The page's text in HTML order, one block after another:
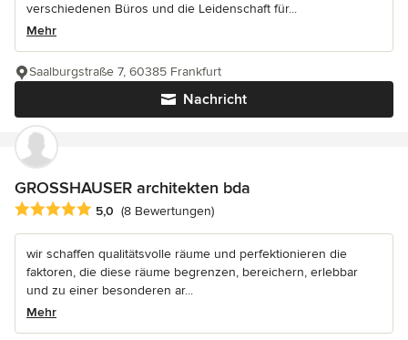
verschiedenen Büros und die Leidenschaft für...
Mehr
Nachricht
Saalburgstraße 7, 60385 Frankfurt
GROSSHAUSER architekten bda
Durchschnittliche Bewertung: 5 von 5 Sternen
5,0 (8 Bewertungen)
wir schaffen qualitätsvolle räume und perfektionieren die
faktoren, die diese räume begrenzen, bereichern, erlebbar
und zu einer besonderen ar...
Mehr